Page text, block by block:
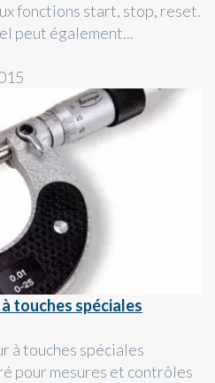
fonctions start, stop, reset.
peut également...
touches spéciales
à touches spéciales
pour mesures et contrôles